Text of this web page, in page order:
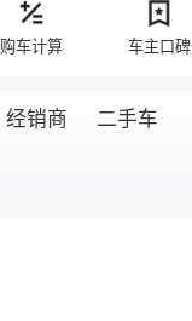
购车计算 车主口碑
经销商 二手车